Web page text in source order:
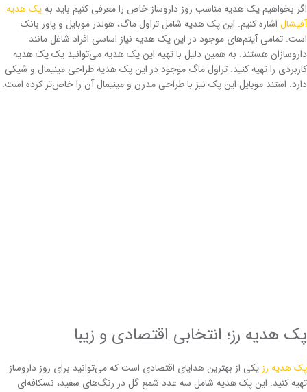
اگر بخواهیم یک هدیه مناسب روز داروساز خاص را معرفی کنیم باید بهپک هدیه
آفیشال اشاره کنیم. این پک هدیه شامل تراول ماگ، هولدر موبایل و پاور بانک
است. تمامی آیتم‌های موجود در این پک هدیه نیاز اساسی افراد شاغل مانند
داروسازان هستند. به همین دلیل با تهیه این پک هدیه می‌توانید یک پک هدیه
کاربردی را تهیه کنید. تراول ماگ موجود در این پک هدیه طراحی مینیمال و شیکی
دارد. استند موبایل این پک نیز با طراحی مدرن و مینیمال آن را خاص‌تر کرده است.
پک هدیه رز؛ انتخابی اقتصادی و زیبا
پک هدیه رز یکی از بهترین هدایای اقتصادی است که می‌توانید برای روز داروساز
تهیه کنید. این پک هدیه شامل سه عدد شمع گل در رنگ‌های سفید، نسکافه‌ای